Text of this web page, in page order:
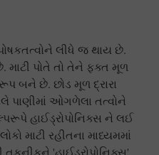
લીધે જ થાય છે.
માટી પોતે તો તેને ફક્ત મૂળ
બને છે. છોડ મૂળ દ્રારા
પાણીમાં ઓગળેલા તત્વોને
હાઈડ્રોપોનિક્સ ને લઈ
માટી રહીતના માધ્યમમાં
'હાઈડ્રોપોનિક્સ'